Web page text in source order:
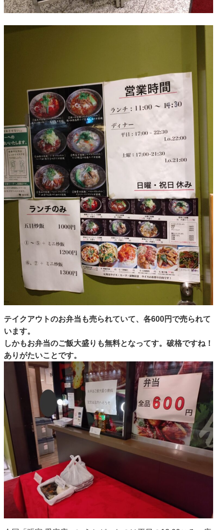
テイクアウトのお弁当も売られていて、各600円で売られて
います。
しかもお弁当のご飯大盛りも無料となってす。破格ですね！
ありがたいことです。